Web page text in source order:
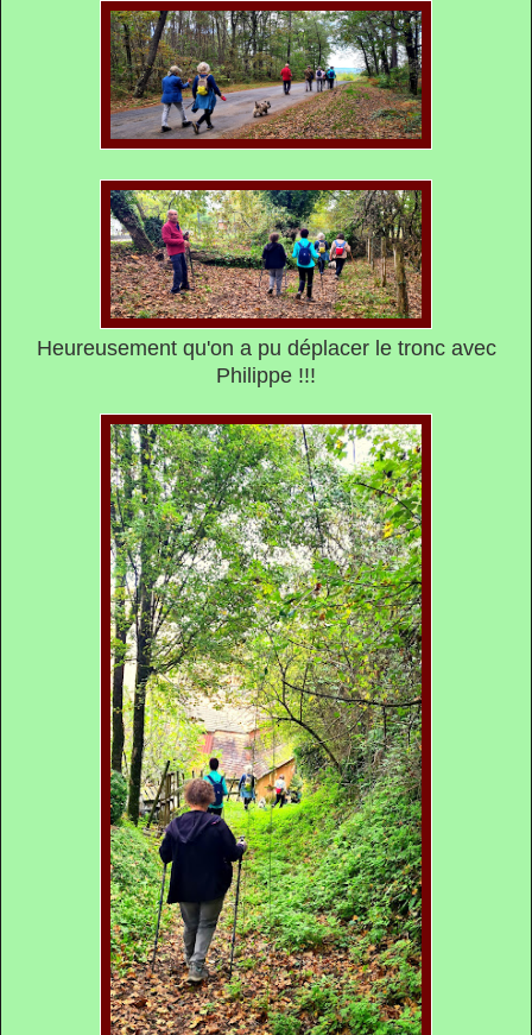
Heureusement qu'on a pu déplacer le tronc avec
Philippe !!!